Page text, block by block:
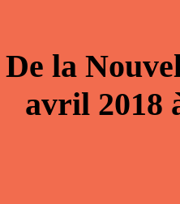
De la
avril 2018